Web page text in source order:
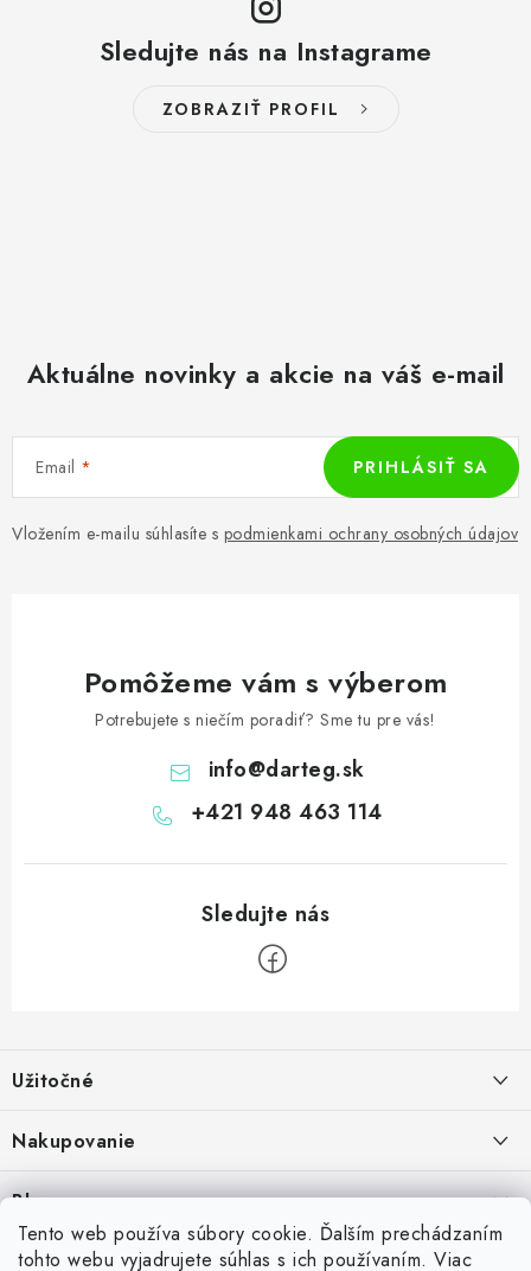
Tento web používa súbory cookie. Ďalším prechádzaním
tohto webu vyjadrujete súhlas s ich používaním. Viac
Sledujte nás na Instagrame
ZOBRAZIŤ PROFIL
Aktuálne novinky a akcie na váš e-mail
Email
Vložením e-mailu súhlasíte s podmienkami ochrany osobných údajov
PRIHLÁSIŤ SA
Pomôžeme vám s výberom
Potrebujete s niečím poradiť? Sme tu pre vás!
info@darteg.sk
+421 948 463 114
p
ä
i
Užitočné
O nás
Spolupráca s klubmi
Nakupovanie
Ako nakupovať
Možnosti dopravy
Blog
Skrutkovacie hroty na šípky: Swiss Point, Switch Point, Quick Point a
Príďte si vyskúšať šípky